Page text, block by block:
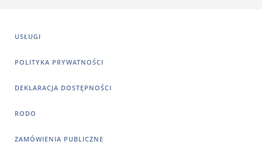
USŁUGI
POLITYKA PRYWATNOŚCI
DEKLARACJA DOSTĘPNOŚCI
RODO
ZAMÓWIENIA PUBLICZNE